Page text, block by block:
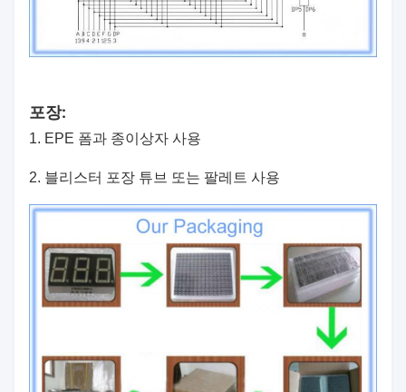
포장:
1. EPE 폼과 종이상자 사용
2. 블리스터 포장 튜브 또는 팔레트 사용